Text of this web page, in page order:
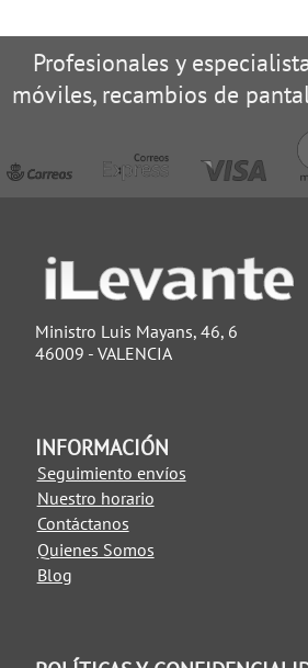
Profesionales y
móviles, recambios de
Ministro Luis Mayans, 46, 6
46009 - VALENCIA
INFORMACIÓN
Seguimiento envíos
Nuestro horario
Contáctanos
Quienes Somos
Blog